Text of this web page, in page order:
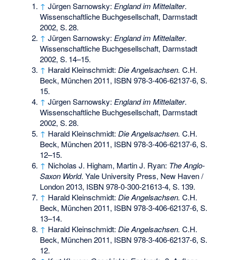
↑ Jürgen Sarnowsky:England im Mittelalter.
Wissenschaftliche Buchgesellschaft, Darmstadt
2002,S.28.
↑ Jürgen Sarnowsky:England im Mittelalter.
Wissenschaftliche Buchgesellschaft, Darmstadt
2002,S. 14–15.
↑ Harald Kleinschmidt:Die Angelsachsen. C.H.
Beck, München 2011, ISBN 978-3-406-62137-6, S.
15.
↑ Jürgen Sarnowsky:England im Mittelalter.
Wissenschaftliche Buchgesellschaft, Darmstadt
2002,S.28.
↑ Harald Kleinschmidt:Die Angelsachsen. C.H.
Beck, München 2011, ISBN 978-3-406-62137-6, S.
12–15.
↑ Nicholas J. Higham, Martin J. Ryan: The Anglo-
Saxon World. Yale University Press, New Haven /
London 2013, ISBN 978-0-300-21613-4,S. 139.
↑ Harald Kleinschmidt:Die Angelsachsen. C.H.
Beck, München 2011, ISBN 978-3-406-62137-6, S.
13–14.
↑ Harald Kleinschmidt:Die Angelsachsen. C.H.
Beck, München 2011, ISBN 978-3-406-62137-6, S.
12.